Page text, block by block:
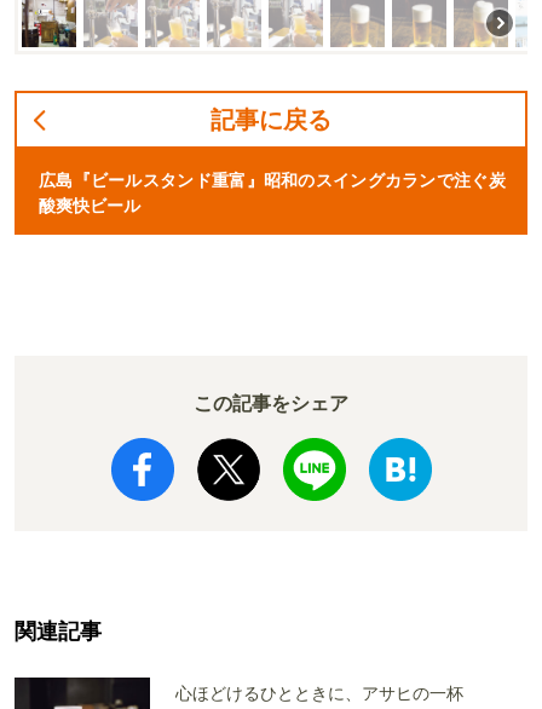
記事に戻る
広島『ビールスタンド重富』昭和のスイングカランで注ぐ炭
酸爽快ビール
この記事をシェア
関連記事
心ほどけるひとときに、アサヒの一杯